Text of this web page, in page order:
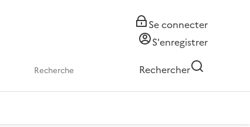
Se connecter
S'enregistrer
Rechercher